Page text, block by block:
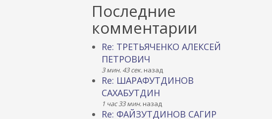
Последние
комментарии
Re: ТРЕТЬЯЧЕНКО АЛЕКСЕЙ
ПЕТРОВИЧ
3 мин. 43 сек.назад
Re: ШАРАФУТДИНОВ
САХАБУТДИН
1 час 33 мин.назад
Re: ФАЙЗУТДИНОВ САГИР